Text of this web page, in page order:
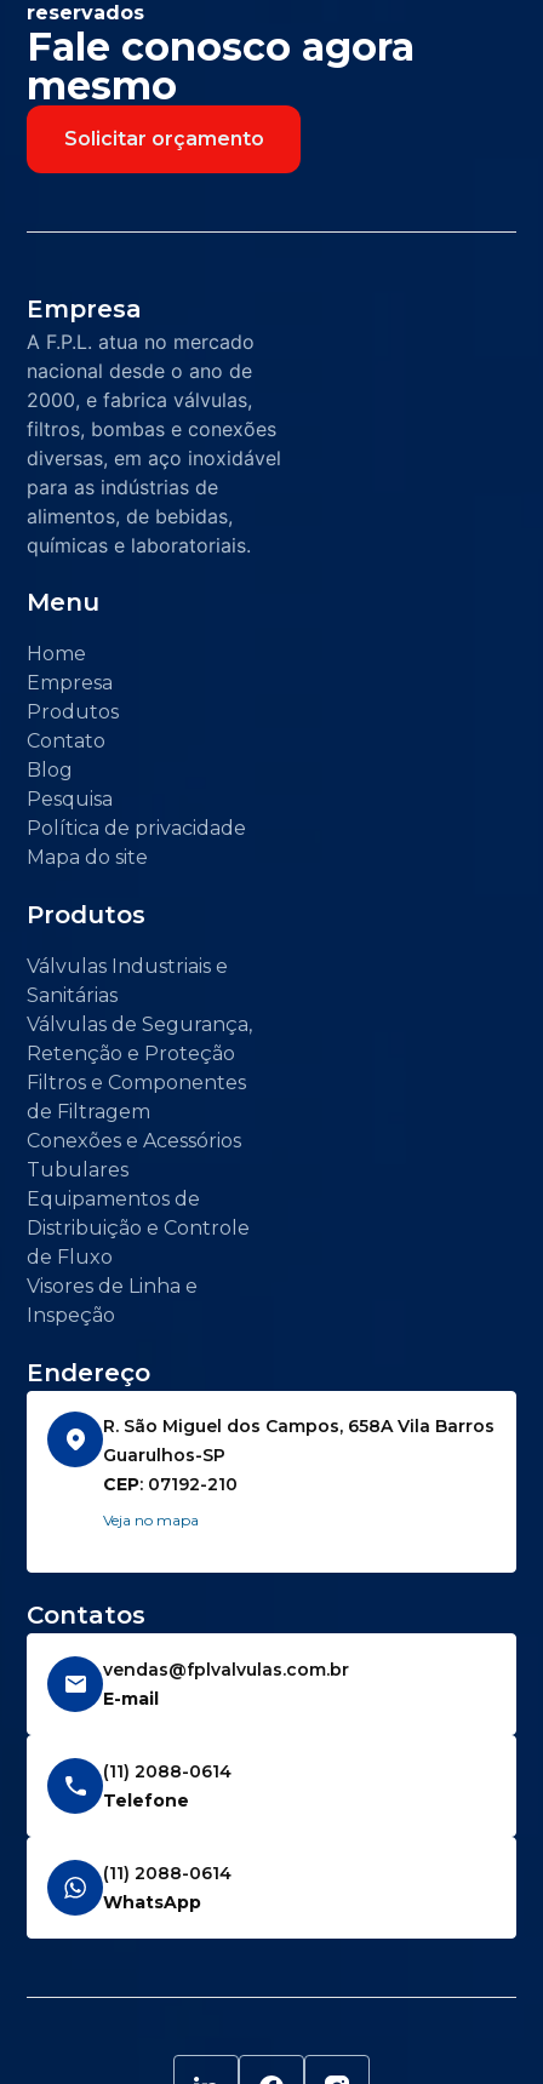
reservados
Fale conosco agora
mesmo
Solicitar orçamento
Empresa
A F.P.L. atua no mercado
nacional desde o ano de
2000, e fabrica válvulas,
filtros, bombas e conexões
diversas, em aço inoxidável
para as indústrias de
alimentos, de bebidas,
químicas e laboratoriais.
Menu
Home
Empresa
Produtos
Contato
Blog
Pesquisa
Política de privacidade
Mapa do site
Produtos
Válvulas Industriais e
Sanitárias
Válvulas de Segurança,
Retenção e Proteção
Filtros e Componentes
de Filtragem
Conexões e Acessórios
Tubulares
Equipamentos de
Distribuição e Controle
de Fluxo
Visores de Linha e
Inspeção
Endereço
R. São Miguel dos Campos, 658A Vila Barros
Guarulhos-SP
CEP: 07192-210
Veja no mapa
Contatos
vendas@fplvalvulas.com.br
E-mail
(11) 2088-0614
Telefone
(11) 2088-0614
WhatsApp